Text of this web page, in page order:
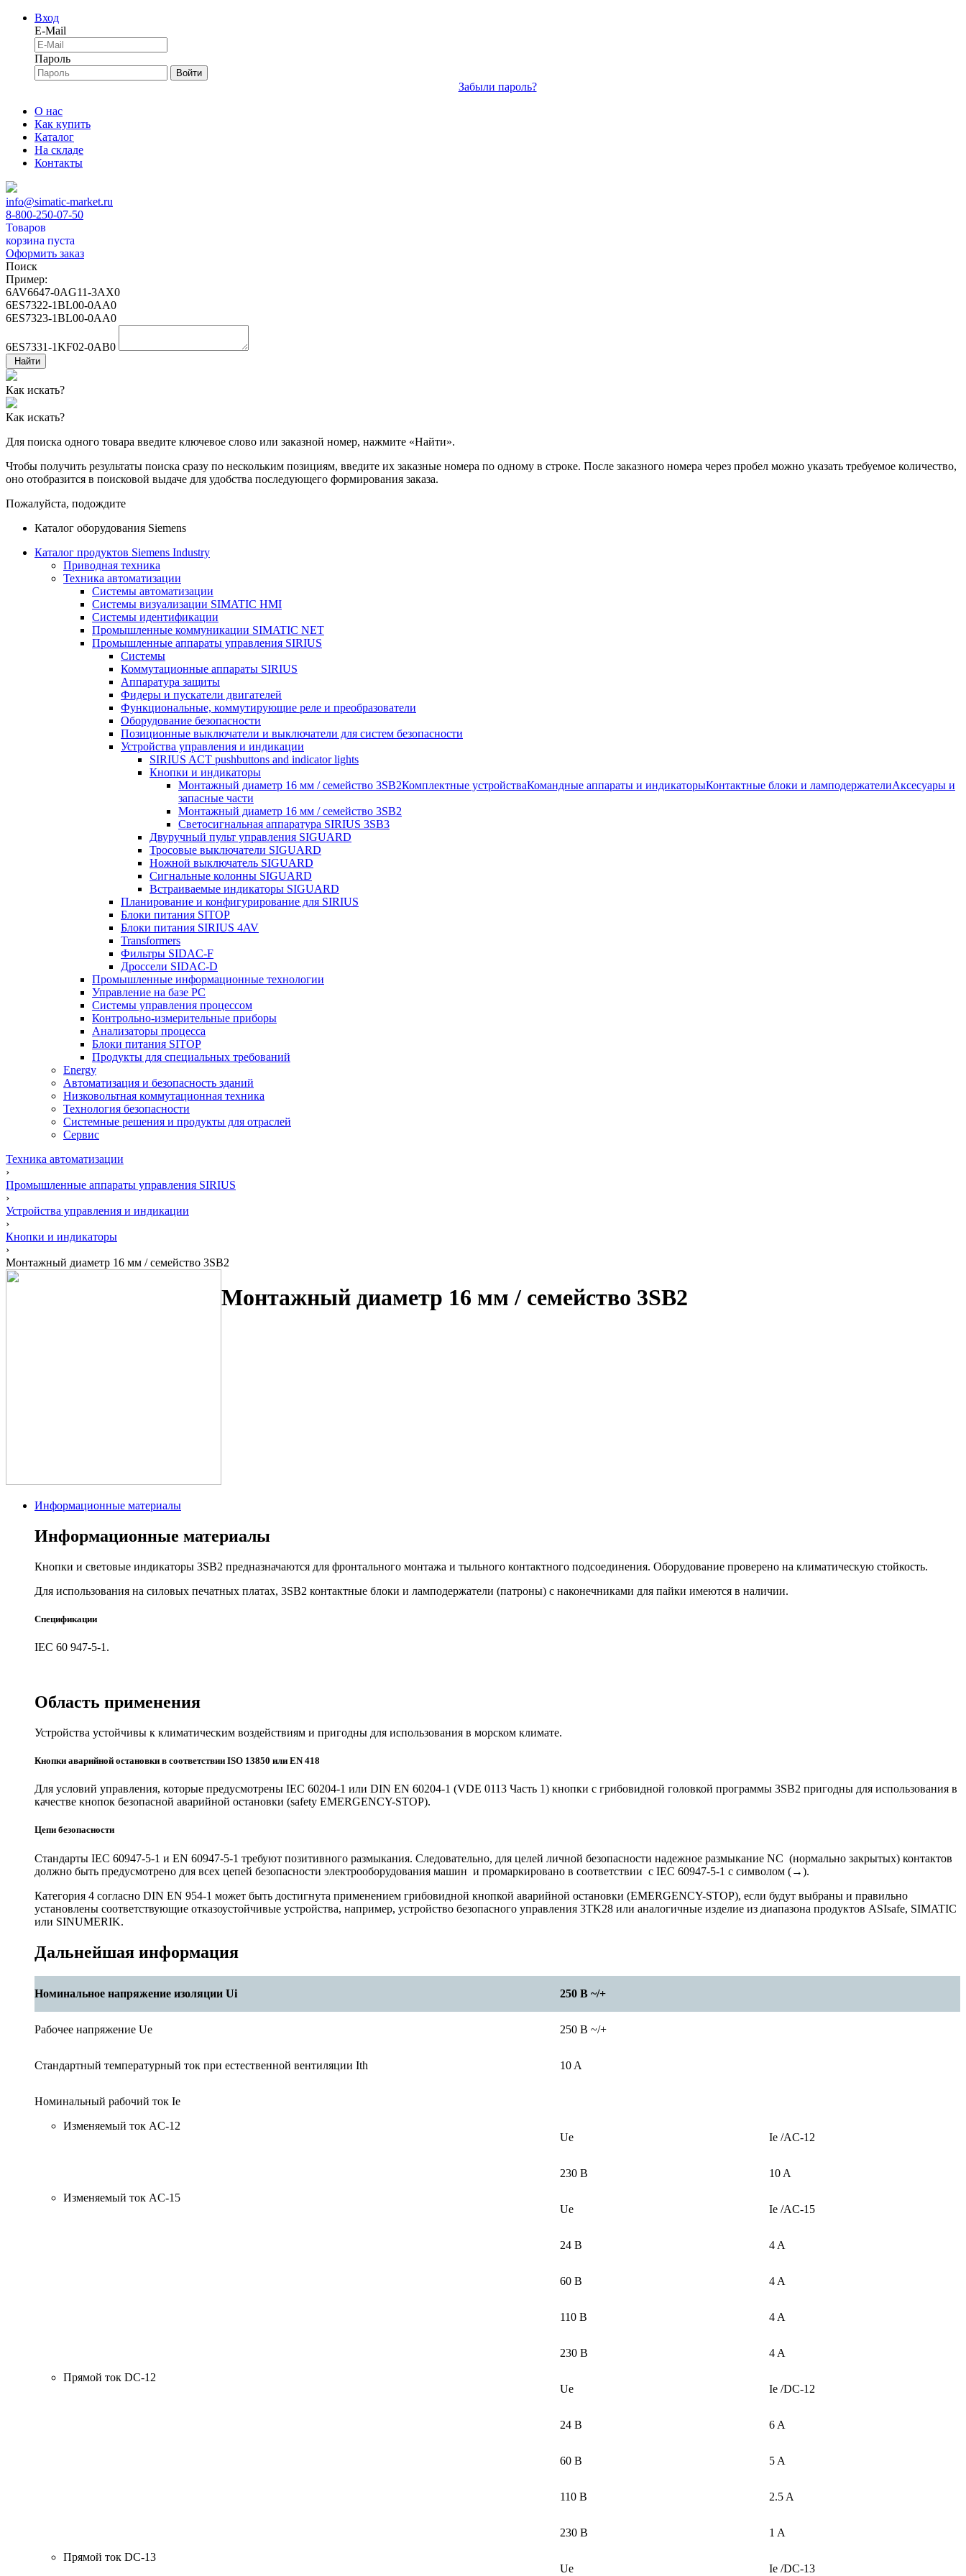
Вход
E-Mail
Пароль
Войти
Забыли пароль?
О нас
Как купить
Каталог
На складе
Контакты
info@simatic-market.ru
8-800-250-07-50
Товаров
корзина пуста
Оформить заказ
Поиск
Пример:
6AV6647-0AG11-3AX0
6ES7322-1BL00-0AA0
6ES7323-1BL00-0AA0
6ES7331-1KF02-0AB0
Найти
Как искать?
Как искать?
Для поиска одного товара введите ключевое слово или заказной номер, нажмите «Найти».
Чтобы получить результаты поиска сразу по нескольким позициям, введите их заказные номера по одному в строке. После заказного номера через пробел можно указать требуемое количество,
оно отобразится в поисковой выдаче для удобства последующего формирования заказа.
Пожалуйста, подождите
Каталог оборудования Siemens
Каталог продуктов Siemens Industry
Приводная техника
Техника автоматизации
Системы автоматизации
Системы визуализации SIMATIC HMI
Системы идентификации
Промышленные коммуникации SIMATIC NET
Промышленные аппараты управления SIRIUS
Системы
Коммутационные аппараты SIRIUS
Аппаратура защиты
Фидеры и пускатели двигателей
Функциональные, коммутирующие реле и преобразователи
Оборудование безопасности
Позиционные выключатели и выключатели для систем безопасности
Устройства управления и индикации
SIRIUS ACT pushbuttons and indicator lights
Кнопки и индикаторы
Монтажный диаметр 16 мм / семейство 3SB2Комплектные устройстваКомандные аппараты и индикаторыКонтактные блоки и ламподержателиАксесуары и
запасные части
Монтажный диаметр 16 мм / семейство 3SB2
Светосигнальная аппаратура SIRIUS 3SB3
Двуручный пульт управления SIGUARD
Тросовые выключатели SIGUARD
Ножной выключатель SIGUARD
Сигнальные колонны SIGUARD
Встраиваемые индикаторы SIGUARD
Планирование и конфигурирование для SIRIUS
Блоки питания SITOP
Блоки питания SIRIUS 4AV
Transformers
Фильтры SIDAC-F
Дроссели SIDAC-D
Промышленные информационные технологии
Управление на базе РС
Системы управления процессом
Контрольно-измерительные приборы
Анализаторы процесса
Блоки питания SITOP
Продукты для специальных требований
Energy
Автоматизация и безопасность зданий
Низковольтная коммутационная техника
Технология безопасности
Системные решения и продукты для отраслей
Сервис
Техника автоматизации
›
Промышленные аппараты управления SIRIUS
›
Устройства управления и индикации
›
Кнопки и индикаторы
›
Монтажный диаметр 16 мм / семейство 3SB2
Монтажный диаметр 16 мм / семейство 3SB2
Информационные материалы
Информационные материалы
Кнопки и световые индикаторы 3SB2 предназначаются для фронтального монтажа и тыльного контактного подсоединения. Оборудование проверено на климатическую стойкость.
Для использования на силовых печатных платах, 3SB2 контактные блоки и ламподержатели (патроны) с наконечниками для пайки имеются в наличии.
Спецификации
IEC 60 947-5-1.
Область применения
Устройства устойчивы к климатическим воздействиям и пригодны для использования в морском климате.
Кнопки аварийной остановки в соответствии ISO 13850 или EN 418
Для условий управления, которые предусмотрены IEC 60204-1 или DIN EN 60204-1 (VDE 0113 Часть 1) кнопки с грибовидной головкой программы 3SB2 пригодны для использования в
качестве кнопок безопасной аварийной остановки (safety EMERGENCY-STOP).
Цепи безопасности
Стандарты IEC 60947-5-1 и EN 60947-5-1 требуют позитивного размыкания. Следовательно, для целей личной безопасности надежное размыкание NC (нормально закрытых) контактов
должно быть предусмотрено для всех цепей безопасности электрооборудования машин и промаркировано в соответствии с IEC 60947-5-1 с символом (→).
Категория 4 согласно DIN EN 954-1 может быть достигнута применением грибовидной кнопкой аварийной остановки (EMERGENCY-STOP), если будут выбраны и правильно
установлены соответствующие отказоустойчивые устройства, например, устройство безопасного управления 3TK28 или аналогичные изделие из диапазона продуктов ASIsafe, SIMATIC
или SINUMERIK.
Дальнейшая информация
Номинальное напряжение изоляции Ui 250 В ~/+
Рабочее напряжение Ue 250 В ~/+
Стандартный температурный ток при естественной вентиляции Ith 10 A
Номинальный рабочий ток Ie
Изменяемый ток AC-12
Ue
Ie /AC-12
230 В
10 A
Изменяемый ток AC-15
Ue
Ie /AC-15
24 В 4 A
60 В 4 A
110 В 4 A
230 В
4 A
Прямой ток DC-12
Ue
Ie /DC-12
24 В 6 A
60 В 5 A
110 В 2.5 A
230 В
1 A
Прямой ток DC-13
Ue
Ie /DC-13